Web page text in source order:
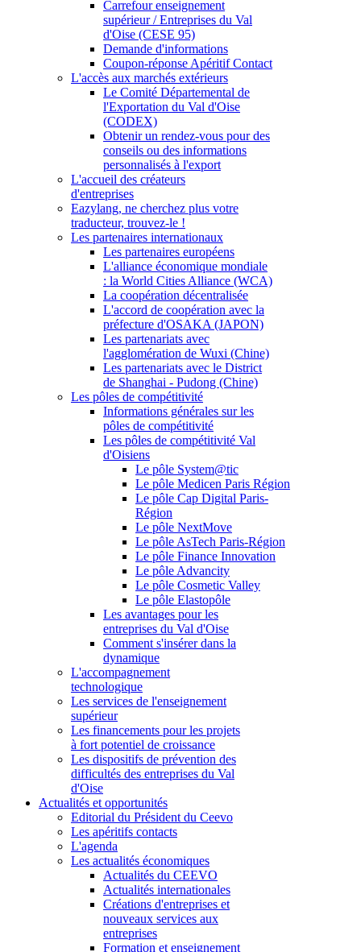
Carrefour enseignement
supérieur / Entreprises du Val
d'Oise (CESE 95)
Demande d'informations
Coupon-réponse Apéritif Contact
L'accès aux marchés extérieurs
Le Comité Départemental de
l'Exportation du Val d'Oise
(CODEX)
Obtenir un rendez-vous pour des
conseils ou des informations
personnalisés à l'export
L'accueil des créateurs
d'entreprises
Eazylang, ne cherchez plus votre
traducteur, trouvez-le !
Les partenaires internationaux
Les partenaires européens
L'alliance économique mondiale
: la World Cities Alliance (WCA)
La coopération décentralisée
L'accord de coopération avec la
préfecture d'OSAKA (JAPON)
Les partenariats avec
l'agglomération de Wuxi (Chine)
Les partenariats avec le District
de Shanghai - Pudong (Chine)
Les pôles de compétitivité
Informations générales sur les
pôles de compétitivité
Les pôles de compétitivité Val
d'Oisiens
Le pôle System@tic
Le pôle Medicen Paris Région
Le pôle Cap Digital Paris-
Région
Le pôle NextMove
Le pôle AsTech Paris-Région
Le pôle Finance Innovation
Le pôle Advancity
Le pôle Cosmetic Valley
Le pôle Elastopôle
Les avantages pour les
entreprises du Val d'Oise
Comment s'insérer dans la
dynamique
L'accompagnement
technologique
Les services de l'enseignement
supérieur
Les financements pour les projets
à fort potentiel de croissance
Les dispositifs de prévention des
difficultés des entreprises du Val
d'Oise
Actualités et opportunités
Editorial du Président du Ceevo
Les apéritifs contacts
L'agenda
Les actualités économiques
Actualités du CEEVO
Actualités internationales
Créations d'entreprises et
nouveaux services aux
entreprises
Formation et enseignement